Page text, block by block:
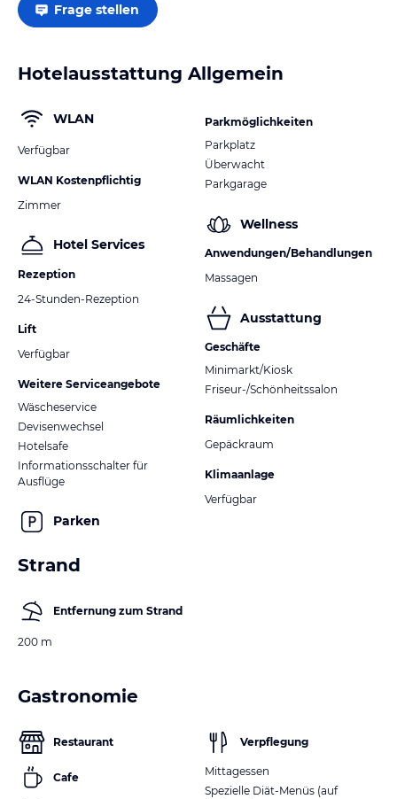
Frage stellen
Hotelausstattung Allgemein
WLAN
Verfügbar
WLAN Kostenpflichtig
Zimmer
Hotel Services
Rezeption
24-Stunden-Rezeption
Lift
Verfügbar
Weitere Serviceangebote
Wäscheservice
Devisenwechsel
Hotelsafe
Informationsschalter für
Ausflüge
Parken
Parkmöglichkeiten
Parkplatz
Überwacht
Parkgarage
Wellness
Anwendungen/Behandlungen
Massagen
Ausstattung
Geschäfte
Minimarkt/Kiosk
Friseur-/Schönheitssalon
Räumlichkeiten
Gepäckraum
Klimaanlage
Verfügbar
Strand
Entfernung zum Strand
200 m
Gastronomie
Restaurant
Cafe
Verpflegung
Mittagessen
Spezielle Diät-Menüs (auf